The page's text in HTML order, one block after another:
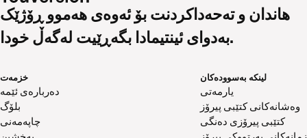
هاندان و تەحەداکردنت بۆ ئەوەی هەموو ڕۆژێک
بەدوای ئینتیمادا بگەڕێیت لەگەڵ خودا.
خزمەت
دەربارەی ئێمە
بلۆگ
چاپەمەنی
لینکە بەسوودەکان
یارمەتی
وەشانەکانی کتێبی پیرۆز
کتێبی پیرۆزی دەنگی